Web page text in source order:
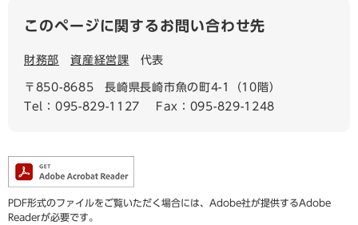
このページに関するお問い合わせ先
財務部 資産経営課 代表
〒850-8685
長崎県長崎市魚の町4-1（10階）
Tel：095-829-1127
Fax：095-829-1248
PDF形式のファイルをご覧いただく場合には、Adobe社が提供するAdobe
Readerが必要です。